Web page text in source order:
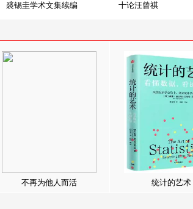
裘锡圭学术文集续编 十论汪曾祺
不再为他人而活 统计的艺术